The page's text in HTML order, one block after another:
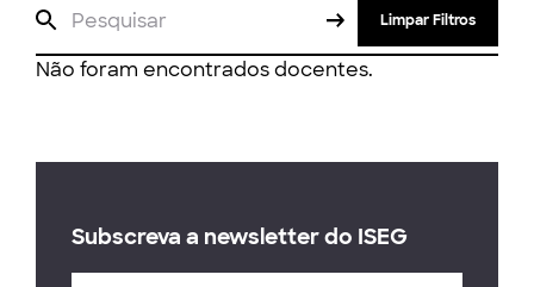
Limpar Filtros
Não foram encontrados docentes.
Subscreva a newsletter do ISEG